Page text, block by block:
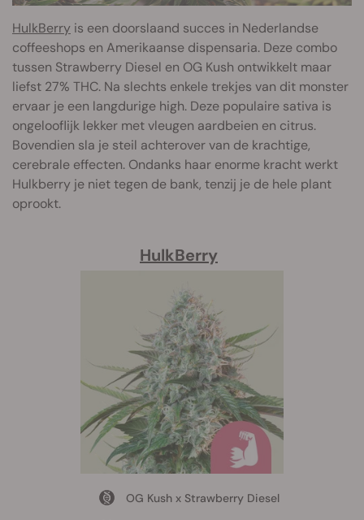
HulkBerry is een doorslaand succes in Nederlandse
coffeeshops en Amerikaanse dispensaria. Deze combo
tussen Strawberry Diesel en OG Kush ontwikkelt maar
liefst 27% THC. Na slechts enkele trekjes van dit monster
ervaar je een langdurige high. Deze populaire sativa is
ongelooflijk lekker met vleugen aardbeien en citrus.
Bovendien sla je steil achterover van de krachtige,
cerebrale effecten. Ondanks haar enorme kracht werkt
Hulkberry je niet tegen de bank, tenzij je de hele plant
oprookt.
HulkBerry
OG Kush x Strawberry Diesel